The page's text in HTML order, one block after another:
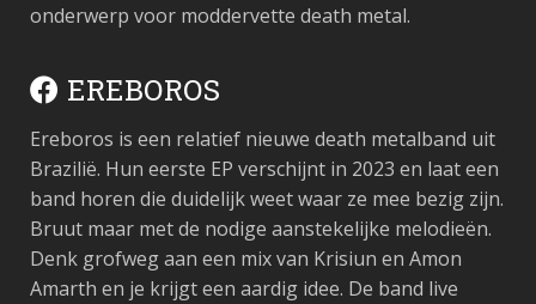
onderwerp voor moddervette death metal.
EREBOROS
Ereboros is een relatief nieuwe death metalband uit
Brazilië. Hun eerste EP verschijnt in 2023 en laat een
band horen die duidelijk weet waar ze mee bezig zijn.
Bruut maar met de nodige aanstekelijke melodieën.
Denk grofweg aan een mix van Krisiun en Amon
Amarth en je krijgt een aardig idee. De band live